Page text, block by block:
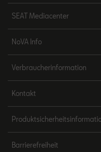
SEAT Mediacenter
NoVA Info
Verbraucherinformation
Kontakt
Barrierefreiheit